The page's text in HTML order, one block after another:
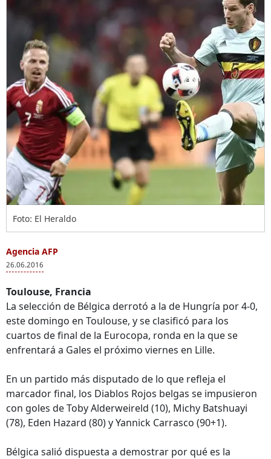
Foto: El Heraldo
Agencia AFP
26.06.2016
Toulouse, Francia
La selección de Bélgica derrotó a la de Hungría por 4-0,
este domingo en Toulouse, y se clasificó para los
cuartos de final de la Eurocopa, ronda en la que se
enfrentará a Gales el próximo viernes en Lille.
En un partido más disputado de lo que refleja el
marcador final, los Diablos Rojos belgas se impusieron
con goles de Toby Alderweireld (10), Michy Batshuayi
(78), Eden Hazard (80) y Yannick Carrasco (90+1).
Bélgica salió dispuesta a demostrar por qué es la